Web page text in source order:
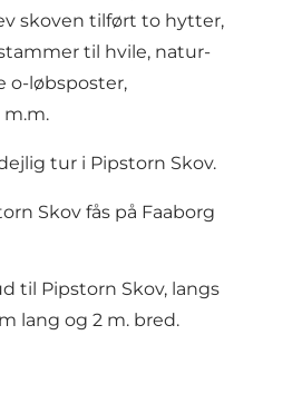
skoven tilført to hytter,
til hvile, natur-
o-løbsposter,
tur i Pipstorn Skov.
Skov fås på Faaborg
til Pipstorn Skov, langs
lang og 2 m. bred.